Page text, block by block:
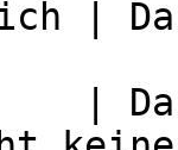
| Das
| Das